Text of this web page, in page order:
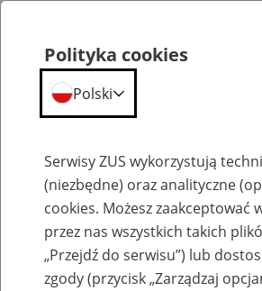
Szkolenia
Polityka cookies
Polski
Serwisy ZUS wykorzystują
(niezbędne) oraz analityczne
cookies. Możesz zaakceptować
przez nas wszystkich takich
„Przejdź do serwisu”) lub
zgody (przycisk „Zarządzaj